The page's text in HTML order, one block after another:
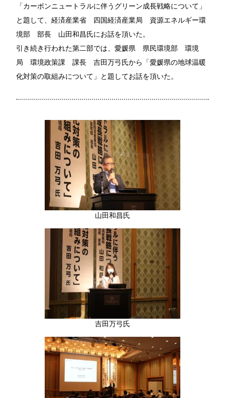
「カーボンニュートラルに伴うグリーン成長戦略について」
と題して、経済産業省 四国経済産業局 資源エネルギー環
境部 部長 山田和昌氏にお話を頂いた。
引き続き行われた第二部では、愛媛県 県民環境部 環境
局 環境政策課 課長 吉田万弓氏から「愛媛県の地球温暖
化対策の取組みについて」と題してお話を頂いた。
山田和昌氏
吉田万弓氏